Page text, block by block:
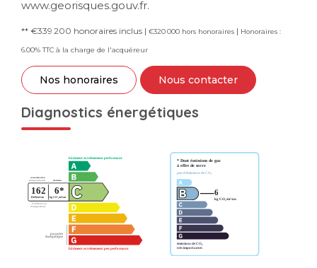
www.georisques.gouv.fr.
** €339 200 honoraires inclus | €320 000 hors honoraires | Honoraires :
6.00% TTC à la charge de l'acquéreur
Nos honoraires Nous contacter
Diagnostics énergétiques